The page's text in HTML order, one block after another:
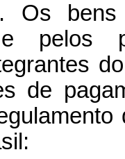
. Os bens
e pelos
de